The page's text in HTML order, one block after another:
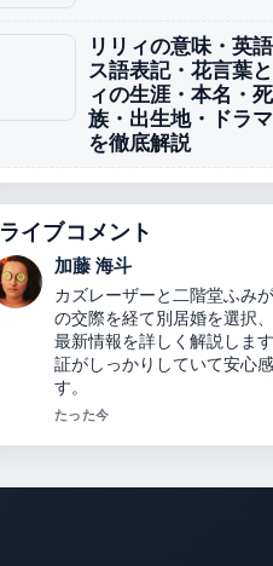
リリィの意味・英
ス語表記・花言葉
ィの生涯・本名・
族・出生地・ドラ
を徹底解説
ライブコメント
高橋 蓮
内田理央のプロフィールと
との関係を解説 の整理がと
すいです。今日の中でも特
です。
3 分前